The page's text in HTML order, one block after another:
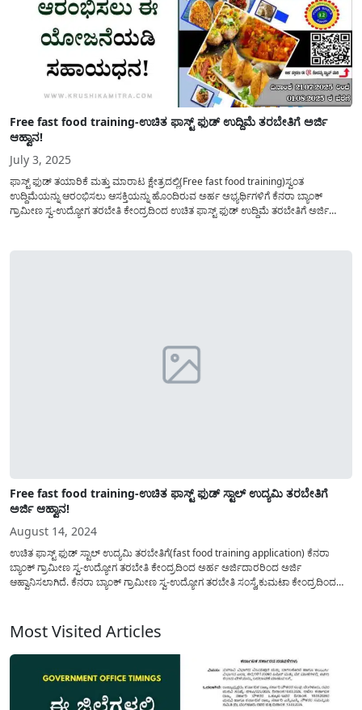
Free fast food training-ಉಚಿತ ಫಾಸ್ಟ್ ಫುಡ್ ಉದ್ದಿಮೆ ತರಬೇತಿಗೆ ಅರ್ಜಿ
ಆಹ್ವಾನ!
July 3, 2025
ಫಾಸ್ಟ್ ಫುಡ್ ತಯಾರಿಕೆ ಮತ್ತು ಮಾರಾಟ ಕ್ಷೇತ್ರದಲ್ಲಿ(Free fast food training)ಸ್ವಂತ
ಉದ್ದಿಮೆಯನ್ನು ಆರಂಭಿಸಲು ಆಸಕ್ತಿಯನ್ನು ಹೊಂದಿರುವ ಅರ್ಹ ಅಭ್ಯರ್ಥಿಗಳಿಗೆ ಕೆನರಾ ಬ್ಯಾಂಕ್
ಗ್ರಾಮೀಣ ಸ್ವ-ಉದ್ಯೋಗ ತರಬೇತಿ ಕೇಂದ್ರದಿಂದ ಉಚಿತ ಫಾಸ್ಟ್ ಫುಡ್ ಉದ್ದಿಮೆ ತರಬೇತಿಗೆ ಅರ್ಜಿ
Free fast food training-ಉಚಿತ ಫಾಸ್ಟ್ ಫುಡ್ ಸ್ಟಾಲ್ ಉದ್ಯಮಿ ತರಬೇತಿಗೆ
ಅರ್ಜಿ ಆಹ್ವಾನ!
August 14, 2024
ಉಚಿತ ಫಾಸ್ಟ್ ಫುಡ್ ಸ್ಟಾಲ್ ಉದ್ಯಮಿ ತರಬೇತಿಗೆ(fast food training application) ಕೆನರಾ
ಬ್ಯಾಂಕ್ ಗ್ರಾಮೀಣ ಸ್ವ-ಉದ್ಯೋಗ ತರಬೇತಿ ಕೇಂದ್ರದಿಂದ ಅರ್ಹ ಅರ್ಜಿದಾರರಿಂದ ಅರ್ಜಿ
ಆಹ್ವಾನಿಸಲಾಗಿದೆ. ಕೆನರಾ ಬ್ಯಾಂಕ್ ಗ್ರಾಮೀಣ ಸ್ವ-ಉದ್ಯೋಗ ತರಬೇತಿ ಸಂಸ್ಥೆ,ಕುಮಟಾ ಕೇಂದ್ರದಿಂದ
Most Visited Articles